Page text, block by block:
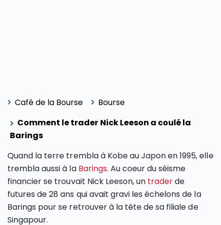
Café de la Bourse
Bourse
Comment le trader Nick Leeson a coulé la
Barings
Quand la terre trembla à Kobe au Japon en 1995, elle
trembla aussi à la Barings. Au coeur du séisme
financier se trouvait Nick Leeson, un traderde
futures de 28 ans qui avait gravi les échelons de la
Barings pour se retrouver à la tête de sa filiale de
Singapour.